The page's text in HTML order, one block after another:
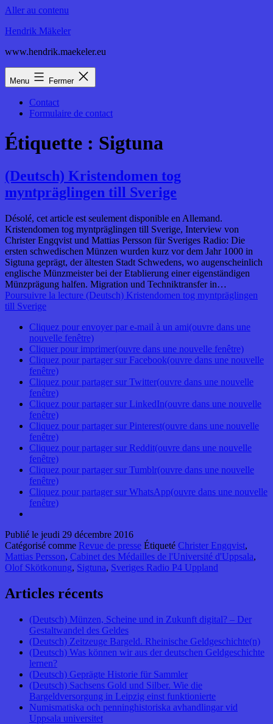
Aller au contenu
Hendrik Mäkeler
www.hendrik.maekeler.eu
Menu Fermer
Contact
Formulaire de contact
Étiquette : Sigtuna
(Deutsch) Kristendomen tog
myntpräglingen till Sverige
Désolé, cet article est seulement disponible en Allemand.
Kristendomen tog myntpräglingen till Sverige, Interview von
Christer Engqvist und Mattias Persson für Sveriges Radio: Die
ersten schwedischen Münzen wurden kurz vor dem Jahr 1000 in
Sigtuna geprägt, der ältesten Stadt Schwedens, wo augenscheinlich
englische Münzmeister bei der Etablierung einer eigenständigen
Münzprägung halfen. Migration und Techniktransfer in…
Poursuivre la lecture (Deutsch) Kristendomen tog myntpräglingen
till Sverige
Cliquez pour envoyer par e-mail à un ami(ouvre dans une
nouvelle fenêtre)
Cliquer pour imprimer(ouvre dans une nouvelle fenêtre)
Cliquez pour partager sur Facebook(ouvre dans une nouvelle
fenêtre)
Cliquez pour partager sur Twitter(ouvre dans une nouvelle
fenêtre)
Cliquez pour partager sur LinkedIn(ouvre dans une nouvelle
fenêtre)
Cliquez pour partager sur Pinterest(ouvre dans une nouvelle
fenêtre)
Cliquez pour partager sur Reddit(ouvre dans une nouvelle
fenêtre)
Cliquez pour partager sur Tumblr(ouvre dans une nouvelle
fenêtre)
Cliquez pour partager sur WhatsApp(ouvre dans une nouvelle
fenêtre)
Publié le jeudi 29 décembre 2016
Catégorisé comme Revue de presse Étiqueté Christer Engqvist,
Mattias Persson, Cabinet des Médailles de l'Université d'Uppsala,
Olof Skötkonung, Sigtuna, Sveriges Radio P4 Uppland
Articles récents
(Deutsch) Münzen, Scheine und in Zukunft digital? – Der
Gestaltwandel des Geldes
(Deutsch) Zeitzeuge Bargeld. Rheinische Geldgeschichte(n)
(Deutsch) Was können wir aus der deutschen Geldgeschichte
lernen?
(Deutsch) Geprägte Historie für Sammler
(Deutsch) Sachsens Gold und Silber. Wie die
Bargeldversorgung in Leipzig einst funktionierte
Numismatiska och penninghistoriska avhandlingar vid
Uppsala universitet